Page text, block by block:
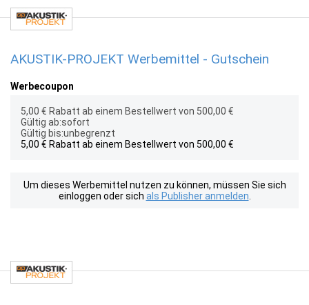
AKUSTIK-PROJEKT Werbemittel - Gutschein
Werbecoupon
5,00 € Rabatt ab einem Bestellwert von 500,00 €
Gültig ab:sofort
Gültig bis:unbegrenzt
5,00 € Rabatt ab einem Bestellwert von 500,00 €
Um dieses Werbemittel nutzen zu können, müssen Sie sich
einloggen oder sich als Publisher anmelden